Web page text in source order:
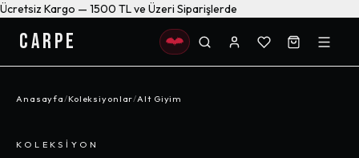
Ücretsiz Kargo — 1500 TL ve Üzeri Siparişlerde
CARPE
Anasayfa/Koleksiyonlar/Alt Giyim
KOLEKSIYON